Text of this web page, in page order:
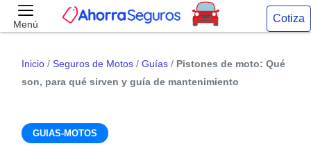
Menú Cotiza
Inicio / Seguros de Motos / Guías / Pistones de moto: Qué
son, para qué sirven y guía de mantenimiento
GUIAS-MOTOS